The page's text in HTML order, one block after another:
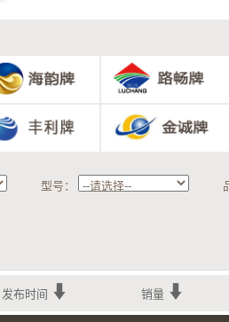
型号：
发布时间 销量